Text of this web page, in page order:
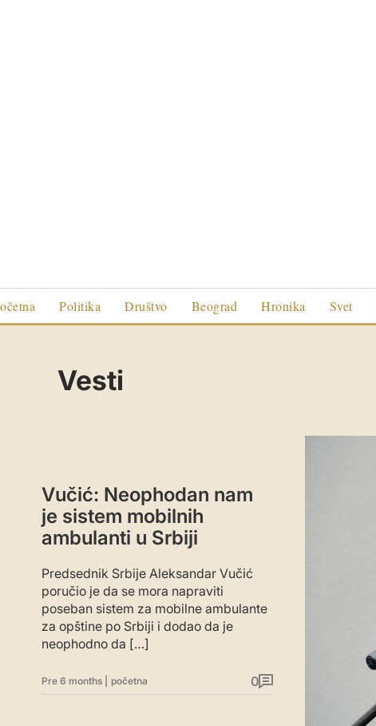
Politika Društvo Beograd Hronika Svet
Vesti
Vučić: Neophodan nam
je sistem mobilnih
ambulanti u Srbiji
Predsednik Srbije Aleksandar Vučić
poručio je da se mora napraviti
poseban sistem za mobilne ambulante
za opštine po Srbiji i dodao da je
neophodno da […]
Pre 6 months početna 0